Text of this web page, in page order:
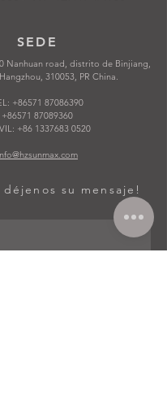
SEDE
Nanhuan road, distrito de Binjiang,
310053, PR China.
+86571 87086390
+86571 87089360
+86 1337683 0520
déjenos su mensaje!